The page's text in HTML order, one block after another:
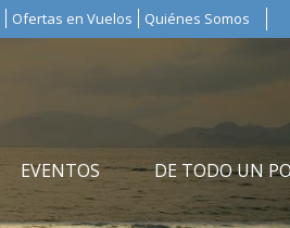
Ofertas en Vuelos Quiénes Somos
EVENTOS DE TODO UN